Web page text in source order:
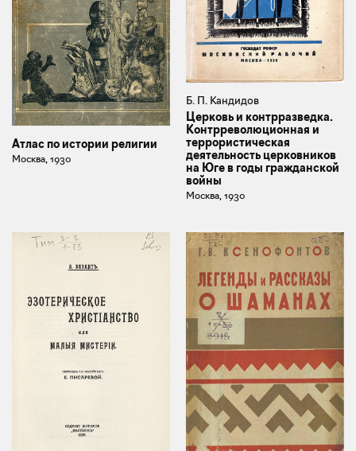
Атлас по истории религии
Москва, 1930
Б. П. Кандидов
Церковь и контрразведка.
Контрреволюционная и
террористическая
деятельность церковников
на Юге в годы гражданской
войны
Москва, 1930